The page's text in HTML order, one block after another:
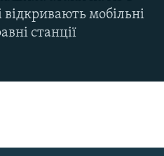
відкривають мобільні
станції